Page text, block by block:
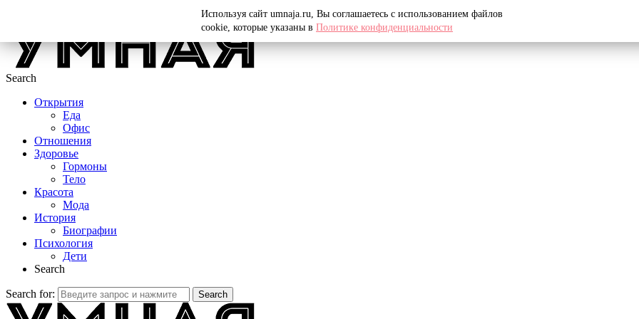
Search
Открытия
Еда
Офис
Отношения
Здоровье
Гормоны
Тело
Красота
Мода
История
Биографии
Психология
Дети
Search
Search for: Search
Используя сайт umnaja.ru, Вы соглашаетесь с использованием файлов
cookie, которые указаны в Политике конфиденциальности